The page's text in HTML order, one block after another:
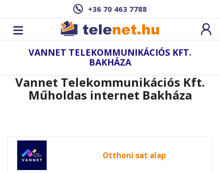
+36 70 463 7788
VANNET TELEKOMMUNIKÁCIÓS KFT.
BAKHÁZA
Vannet Telekommunikációs Kft.
Műholdas internet Bakháza
Otthoni sat alap